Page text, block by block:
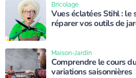
Vues éclatées Stihl : le
réparer vos outils de
Bricolage
Comprendre le cours
variations saisonnières
Maison-Jardin